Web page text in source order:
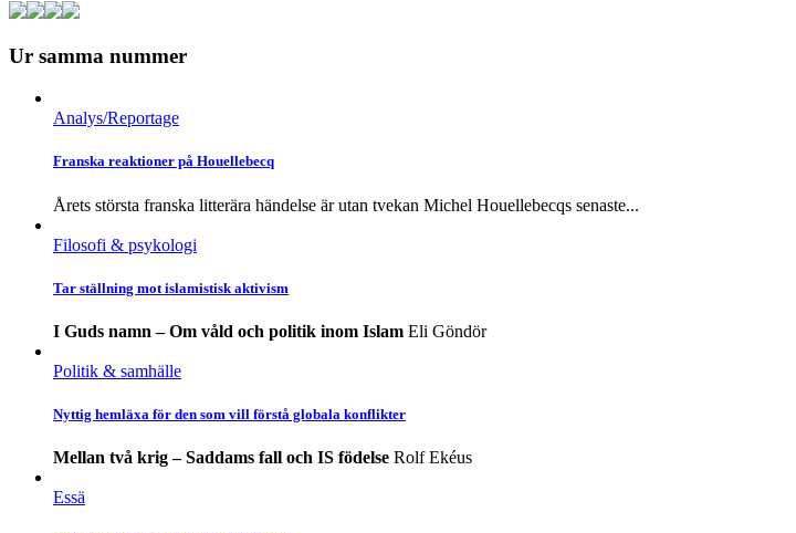
Ur samma nummer
Analys/Reportage
Franska reaktioner på Houellebecq
Årets största franska litterära händelse är utan tvekan Michel Houellebecqs senaste...
Filosofi & psykologi
Tar ställning mot islamistisk aktivism
I Guds namn – Om våld och politik inom Islam Eli Göndör
Politik & samhälle
Nyttig hemläxa för den som vill förstå globala konflikter
Mellan två krig – Saddams fall och IS födelse Rolf Ekéus
Essä